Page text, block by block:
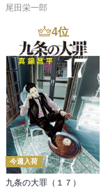
尾田栄一郎
4位
今週入荷
九条の大罪（１７）